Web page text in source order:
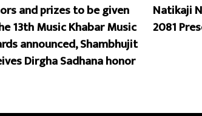
and prizes to be given
13th Music Khabar Music
announced, Shambhujit
Dirgha Sadhana honor
Natikaji
2081